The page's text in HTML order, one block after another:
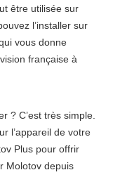
être utilisée sur
l’installer sur
vous donne
française à
? C’est très simple.
l’appareil de votre
Plus pour offrir
Molotov depuis